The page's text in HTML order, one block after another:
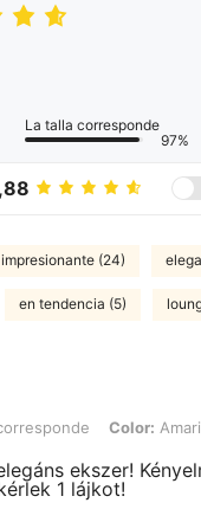
La talla corresponde
97%
impresionante (24)
en tendencia (5)
Color: Amarillo Oro,
Color:
ekszer!
1 lájkot!